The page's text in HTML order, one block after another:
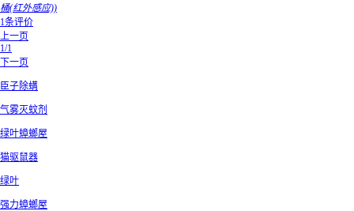
桶(红外感应))
1条评价
上一页
1/1
下一页
臣子除螨
气雾灭蚊剂
绿叶蟑螂屋
猫驱鼠器
绿叶
强力蟑螂屋